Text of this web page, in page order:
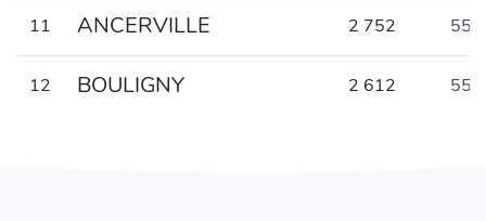
11 ANCERVILLE 2 752
12 BOULIGNY 2 612